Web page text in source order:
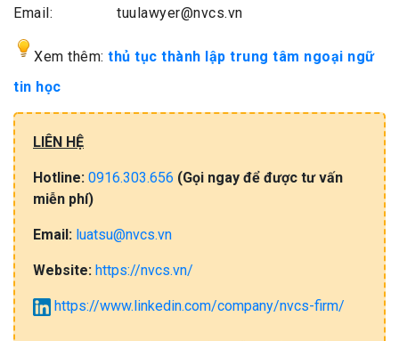
Email: tuulawyer@nvcs.vn
Xem thêm: thủ tục thành lập trung tâm ngoại ngữ
tin học
LIÊN HỆ
Hotline: 0916.303.656 (Gọi​ ngay đ​ể​ đ​ư​ợc​ tư​ vấ​n
miễn​ phí)
Email: luatsu@nvcs.vn
Website: https://nvcs.vn/
https://www.linkedin.com/company/nvcs-firm/